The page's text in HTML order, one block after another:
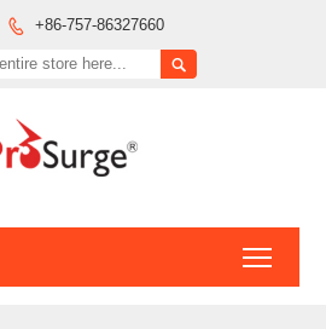
 +86-757-86327660
